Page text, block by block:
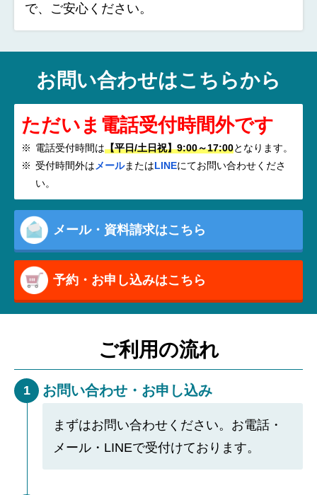
で、ご安心ください。
お問い合わせはこちらから
ただいま電話受付時間外です
電話受付時間は【平日/土日祝】9:00～17:00となります。
受付時間外は メールまたはLINEにてお問い合わせくださ
い。
メール・資料請求はこちら
予約・お申し込みはこちら
ご利用の流れ
1 お問い合わせ・お申し込み
まずはお問い合わせください。お電話・
メール・LINEで受付けております。